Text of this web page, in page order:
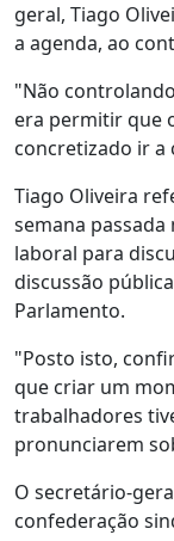
geral, Tiago
a agenda, ao
"Não
era permitir que
concretizado ir
Tiago Oliveira
semana passada
laboral para
discussão
Parlamento.
"Posto isto,
que criar um
trabalhadores
pronunciarem
O secretário-
confederação